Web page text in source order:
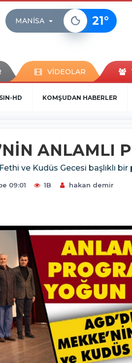
MANISA 21°
VİDEOLAR
HD KOMŞUDAN HABERLER
ANLAMLI
ve Kudüs Gecesi başlıklı
09:01 1B hakan demir